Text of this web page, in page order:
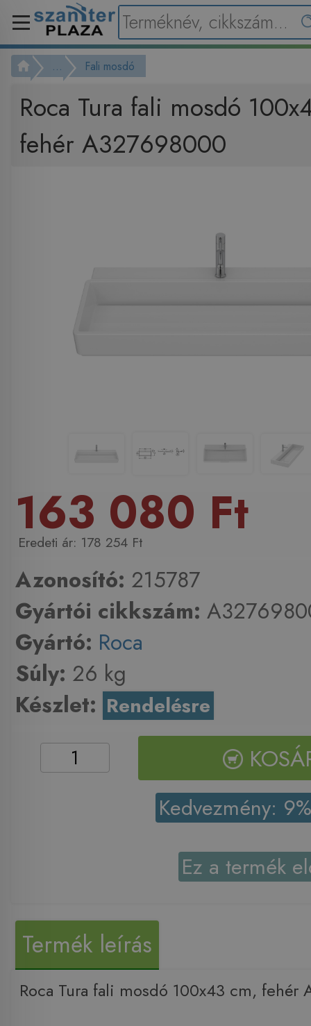
... Fali mosdó
Roca Tura fali mosdó
fehér A327698000
163 080 Ft
178 254 Ft
Azonosító: 215787
Gyártói cikkszám:
Gyártó: Roca
Súly: 26 kg
Készlet: Rendelésre
Kedvezmény:
Ez a termék
Termék leírás
Roca Tura fali mosdó 100x43 cm, fehér